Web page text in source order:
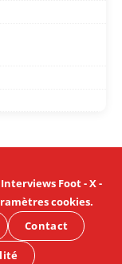
Interviews Foot-X-
cookies.
Contact